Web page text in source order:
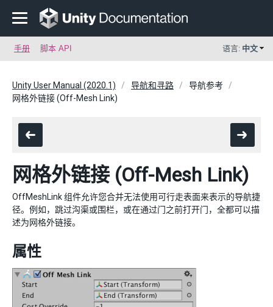
手册 脚本 API 语言: 中文
Unity User Manual (2020.1) 导航和寻路
导航参考
网格外链接 (Off-Mesh Link)
网格外链接 (Off-Mesh Link)
OffMeshLink 组件允许您合并无法使用可行走表面来表示的导航捷
径。例如，跳过沟渠或围栏，或在通过门之前打开门，全都可以描
述为网格外链接。
属性